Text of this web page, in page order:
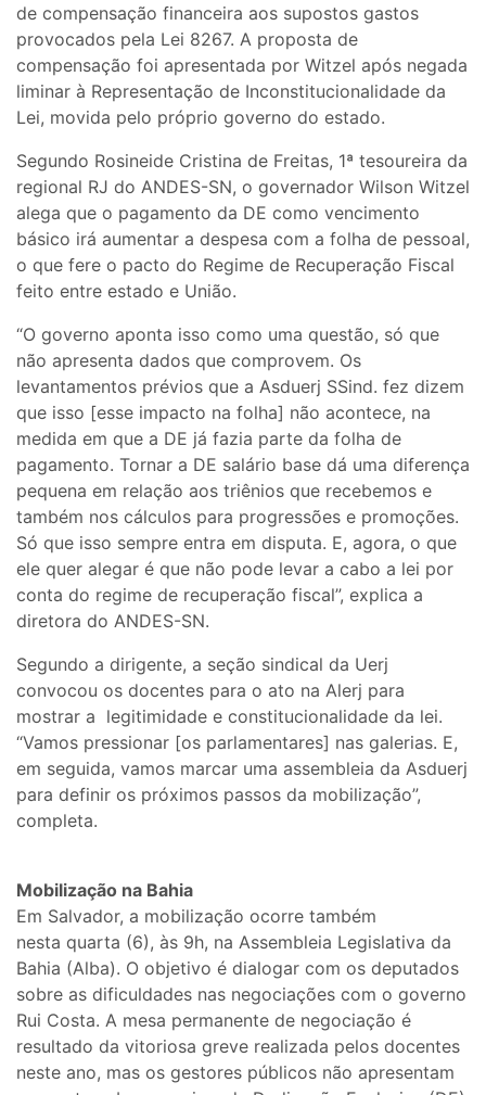
de compensação financeira aos supostos gastos
provocados pela Lei 8267. A proposta de
compensação foi apresentada por Witzel após negada
liminar à Representação de Inconstitucionalidade da
Lei, movida pelo próprio governo do estado.
Segundo Rosineide Cristina de Freitas, 1ª tesoureira da
regional RJ do ANDES-SN, o governador Wilson Witzel
alega que o pagamento da DE como vencimento
básico irá aumentar a despesa com a folha de pessoal,
o que fere o pacto do Regime de Recuperação Fiscal
feito entre estado e União.
“O governo aponta isso como uma questão, só que
não apresenta dados que comprovem. Os
levantamentos prévios que a Asduerj SSind. fez dizem
que isso [esse impacto na folha] não acontece, na
medida em que a DE já fazia parte da folha de
pagamento. Tornar a DE salário base dá uma diferença
pequena em relação aos triênios que recebemos e
também nos cálculos para progressões e promoções.
Só que isso sempre entra em disputa. E, agora, o que
ele quer alegar é que não pode levar a cabo a lei por
conta do regime de recuperação fiscal”, explica a
diretora do ANDES-SN.
Segundo a dirigente, a seção sindical da Uerj
convocou os docentes para o ato na Alerj para
mostrar a legitimidade e constitucionalidade da lei.
“Vamos pressionar [os parlamentares] nas galerias. E,
em seguida, vamos marcar uma assembleia da Asduerj
para definir os próximos passos da mobilização”,
completa.
Mobilização na Bahia
Em Salvador, a mobilização ocorre também
nesta quarta (6), às 9h, na Assembleia Legislativa da
Bahia (Alba). O objetivo é dialogar com os deputados
sobre as dificuldades nas negociações com o governo
Rui Costa. A mesa permanente de negociação é
resultado da vitoriosa greve realizada pelos docentes
neste ano, mas os gestores públicos não apresentam